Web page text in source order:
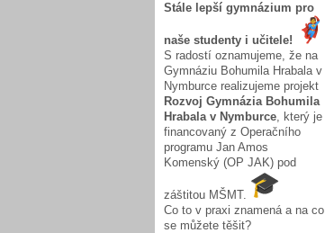
Stále lepší gymnázium pro
naše studenty i učitele!
S radostí oznamujeme, že na
Gymnáziu Bohumila Hrabala v
Nymburce realizujeme projekt
Rozvoj Gymnázia Bohumila
Hrabala v Nymburce , který je
financovaný z Operačního
programu Jan Amos
Komenský (OP JAK) pod
záštitou MŠMT.
Co to v praxi znamená a na co
se můžete těšit?